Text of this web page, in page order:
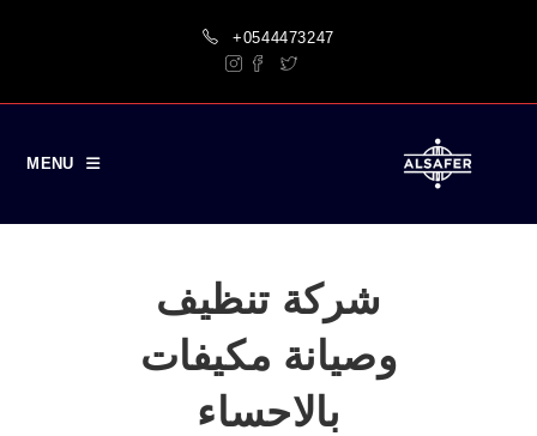
+0544473247
MENU
شركة تنظيف
وصيانة مكيفات
بالاحساء